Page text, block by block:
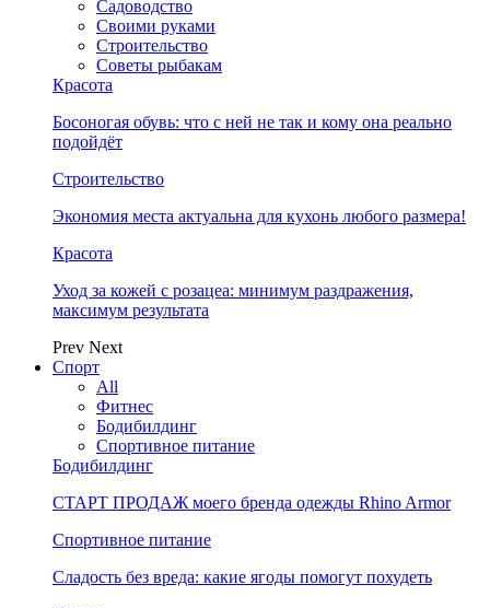
Садоводство
Своими руками
Строительство
Советы рыбакам
Красота
Босоногая обувь: что с ней не так и кому она реально
подойдёт
Строительство
Экономия места актуальна для кухонь любого размера!
Красота
Уход за кожей с розацеа: минимум раздражения,
максимум результата
Prev Next
Спорт
All
Фитнес
Бодибилдинг
Спортивное питание
Бодибилдинг
СТАРТ ПРОДАЖ моего бренда одежды Rhino Armor
Спортивное питание
Сладость без вреда: какие ягоды помогут похудеть